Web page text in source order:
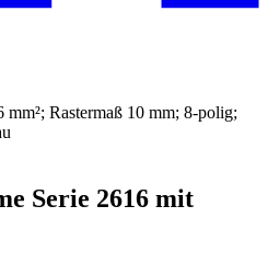
Rastermaß 10 mm; 8-polig;
Serie 2616 mit